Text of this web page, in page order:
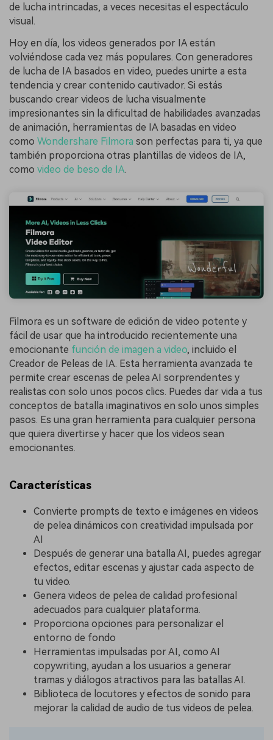
de lucha intrincadas, a veces necesitas el espectáculo
visual.
Hoy en día, los videos generados por IA están
volviéndose cada vez más populares. Con generadores
de lucha de IA basados en video, puedes unirte a esta
tendencia y crear contenido cautivador. Si estás
buscando crear videos de lucha visualmente
impresionantes sin la dificultad de habilidades avanzadas
de animación, herramientas de IA basadas en video
como Wondershare Filmora son perfectas para ti, ya que
también proporciona otras plantillas de videos de IA,
como video de beso de IA.
Filmora es un software de edición de video potente y
fácil de usar que ha introducido recientemente una
emocionante función de imagen a video, incluido el
Creador de Peleas de IA. Esta herramienta avanzada te
permite crear escenas de pelea AI sorprendentes y
realistas con solo unos pocos clics. Puedes dar vida a tus
conceptos de batalla imaginativos en solo unos simples
pasos. Es una gran herramienta para cualquier persona
que quiera divertirse y hacer que los videos sean
emocionantes.
Características
Convierte prompts de texto e imágenes en videos
de pelea dinámicos con creatividad impulsada por
AI
Después de generar una batalla AI, puedes agregar
efectos, editar escenas y ajustar cada aspecto de
tu video.
Genera videos de pelea de calidad profesional
adecuados para cualquier plataforma.
Proporciona opciones para personalizar el
entorno de fondo
Herramientas impulsadas por AI, como AI
copywriting, ayudan a los usuarios a generar
tramas y diálogos atractivos para las batallas AI.
Biblioteca de locutores y efectos de sonido para
mejorar la calidad de audio de tus videos de pelea.